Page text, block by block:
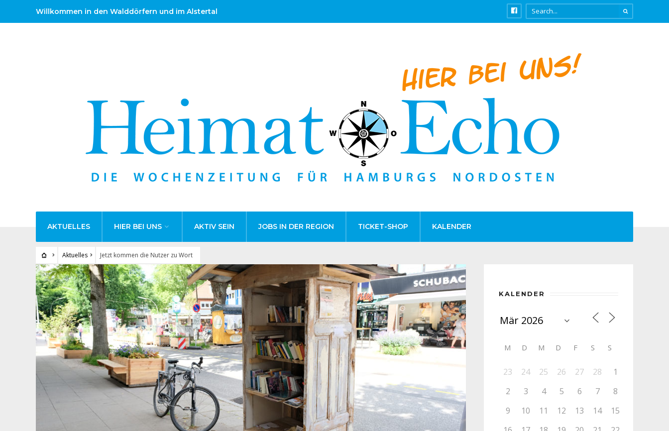
Willkommen in den Walddörfern und im Alstertal
AKTUELLES HIER BEI UNS AKTIV SEIN JOBS IN DER REGION TICKET-SHOP KALENDER
Aktuelles Jetzt kommen die Nutzer zu Wort
KALENDER
M D M D F S S
23 24 25 26 27 28
1
2
3 4 5 6 7
8
9
10 11 12 13 14
15